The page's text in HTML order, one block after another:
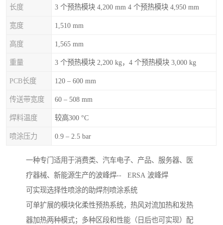
长度 3 个预热模块 4,200 mm 4 个预热模块 4,950 mm
宽度 1,510 mm
高度 1,565 mm
重量 3 个预热模块 2,200 kg，4 个预热模块 3,000 kg
PCB长度 120 – 600 mm
传送带宽度 60 – 508 mm
焊料温度 较高300 °C
喷涂压力 0.9 – 2.5 bar
一种专门适用于消费类、汽车电子、产品、服务器、医
疗器械、新能源生产的波峰焊-- ERSA 波峰焊
可实现选择性喷涂的助焊剂喷涂系统
可单扩展的模块化柔性预热系统，热风对流加热和发热
器加热两种模式；多种区段和性能（日后也可实现）配